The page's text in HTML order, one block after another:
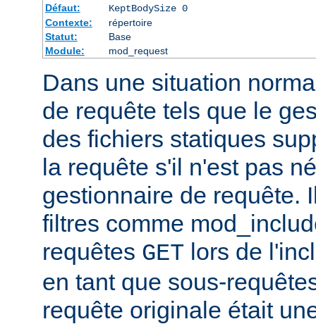
Défaut:
KeptBodySize 0
Contexte:
répertoire
Statut:
Base
Module:
mod_request
Dans une situation
de requête tels que le
des fichiers statiques
la requête s'il n'est pas
gestionnaire de requête.
filtres comme
requêtes GET lors de
en tant que sous-
requête originale était